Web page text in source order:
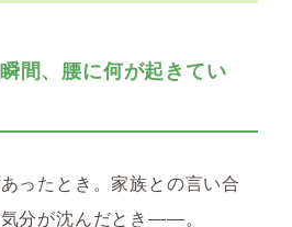
間、腰に何が起きてい
ったとき。家族との言い合
分が沈んだとき――。